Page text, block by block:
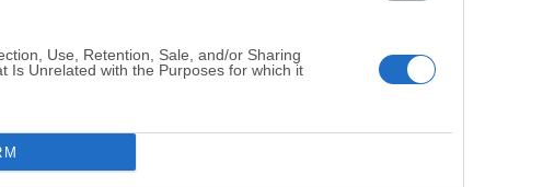
Use, Retention, Sale, and/or Sharing
Is Unrelated with the Purposes for which it
Hero Wars
Hero Wars - Online Action Game
by 100 Million Traders
Halo: Campaign